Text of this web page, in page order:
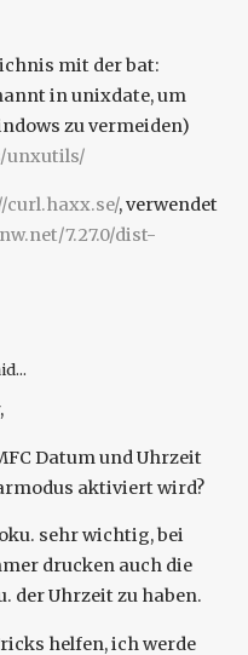
mit der bat:
in unixdate, um
zu vermeiden)
unxutils/
curl.haxx.se/, verwendet
7.27.0/dist-
Datum und Uhrzeit
aktiviert wird?
sehr wichtig, bei
drucken auch die
der Uhrzeit zu haben.
helfen, ich werde